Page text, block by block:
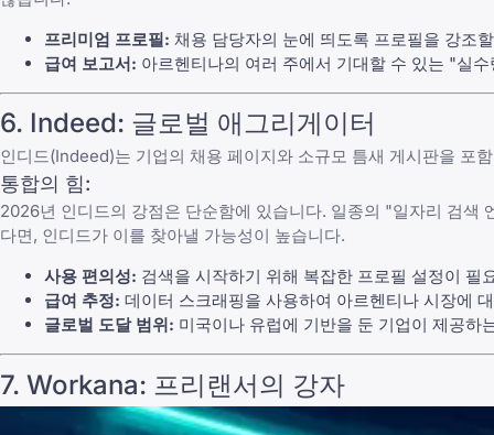
프리미엄 프로필: 채용 담당자의 눈에 띄도록 프로필을 강조
급여 보고서: 아르헨티나의 여러 주에서 기대할 수 있는 "실
6. Indeed: 글로벌 애그리게이터
인디드(Indeed)는 기업의 채용 페이지와 소규모 틈새 게시판을 포
통합의 힘:
2026년 인디드의 강점은 단순함에 있습니다. 일종의 "일자리 검색
다면, 인디드가 이를 찾아낼 가능성이 높습니다.
사용 편의성: 검색을 시작하기 위해 복잡한 프로필 설정이 필
급여 추정: 데이터 스크래핑을 사용하여 아르헨티나 시장에
글로벌 도달 범위: 미국이나 유럽에 기반을 둔 기업이 제공
7. Workana: 프리랜서의 강자